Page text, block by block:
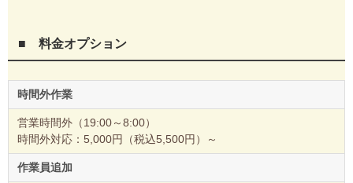
■ 料金オプション
時間外作業
営業時間外（19:00～8:00）
時間外対応：5,000円（税込5,500円）～
作業員追加